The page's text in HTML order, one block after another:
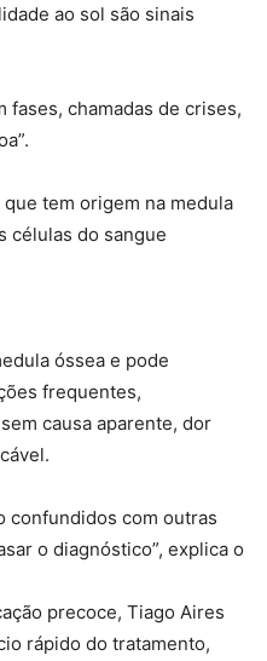
ao sol são sinais
fases, chamadas de crises,
tem origem na medula
células do sangue
óssea e pode
frequentes,
causa aparente, dor
confundidos com outras
o diagnóstico”, explica o
precoce, Tiago Aires
rápido do tratamento,